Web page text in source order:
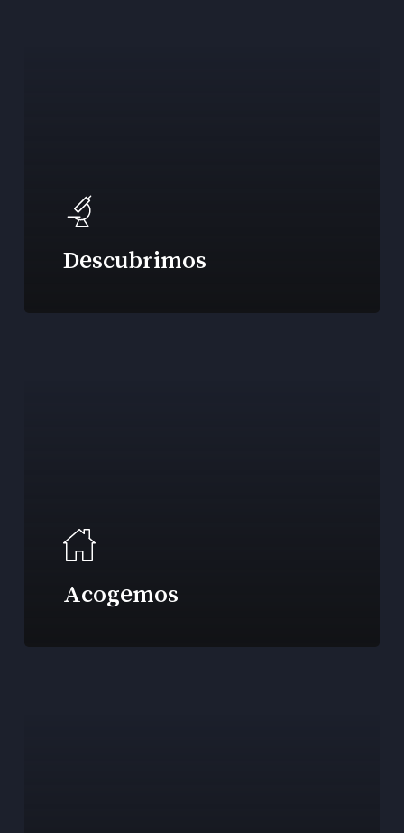
Descubrimos
Acogemos